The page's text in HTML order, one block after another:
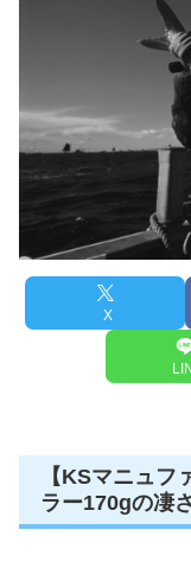
X
【KSマニュ
ラー170gの凄